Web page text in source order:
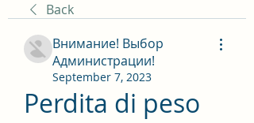
Back
Внимание! Выбор
Администрации!
September 7, 2023
Perdita di peso